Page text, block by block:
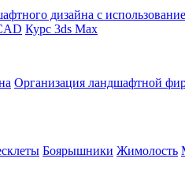
дизайна с
Курс 3ds Max
Организация ландшафтной
Боярышники Жимолость